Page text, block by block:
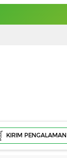
KIRIM PENGALAMAN